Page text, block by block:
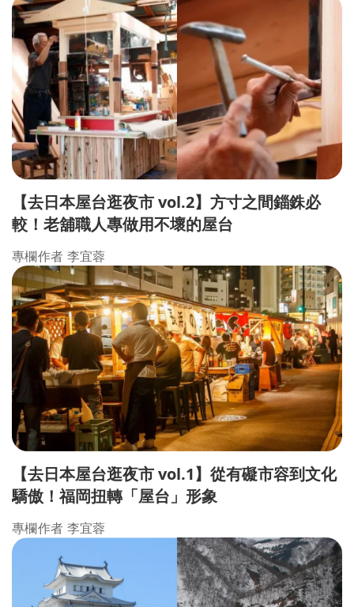
【去日本屋台逛夜市 vol.2】方寸之間錙銖必
較！老舖職人專做用不壞的屋台
專欄作者 李宜蓉
【去日本屋台逛夜市 vol.1】從有礙市容到文化
驕傲！福岡扭轉「屋台」形象
專欄作者 李宜蓉